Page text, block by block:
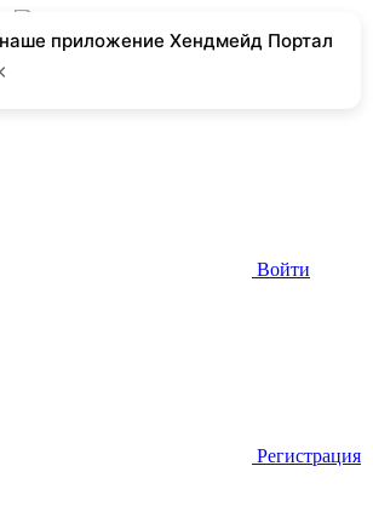
наше приложение Хендмейд Портал
Войти
Регистрация